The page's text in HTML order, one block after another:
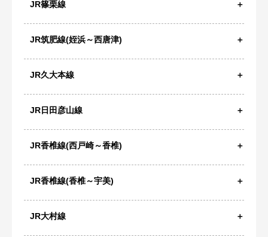
JR篠栗線
JR筑肥線(姪浜～西唐津)
JR久大本線
JR日田彦山線
JR香椎線(西戸崎～香椎)
JR香椎線(香椎～宇美)
JR大村線